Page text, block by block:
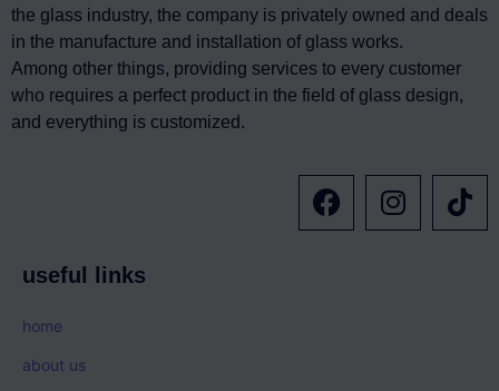
the glass industry, the company is privately owned and deals
in the manufacture and installation of glass works.
Among other things, providing services to every customer
who requires a perfect product in the field of glass design,
and everything is customized.
useful links
home
about us